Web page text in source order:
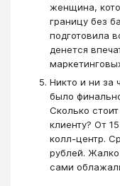
женщина,
границу без
подготовила
денется
Никто и ни за
было
Сколько
клиенту? От
колл-центр.
рублей. Жалко
сами